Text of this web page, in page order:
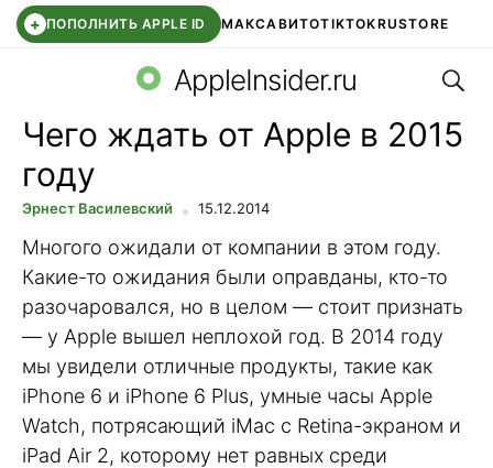
+ ПОПОЛНИТЬ APPLE ID МАКСАВИТОTIKTOKRUSTORE
WB КЛУБIOS 26.6 APPLE ID
AppleInsider.ru
Чего ждать от Apple в 2015
году
Эрнест Василевский 15.12.2014
Многого ожидали от компании в этом году.
Какие-то ожидания были оправданы, кто-то
разочаровался, но в целом — стоит признать
— у Apple вышел неплохой год. В 2014 году
мы увидели отличные продукты, такие как
iPhone 6 и iPhone 6 Plus, умные часы Apple
Watch, потрясающий iMac с Retina-экраном и
iPad Air 2, которому нет равных среди